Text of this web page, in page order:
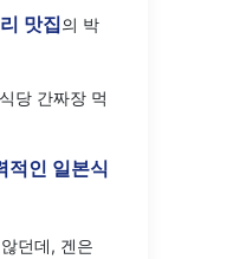
맛집의 박
당 간짜장 먹
적인 일본식
던데, 겐은